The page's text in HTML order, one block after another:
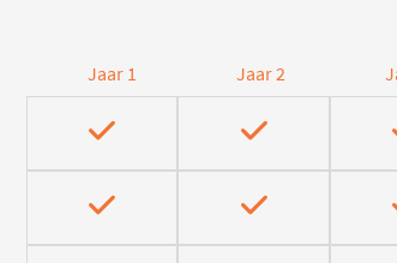
Jaar 1 Jaar 2